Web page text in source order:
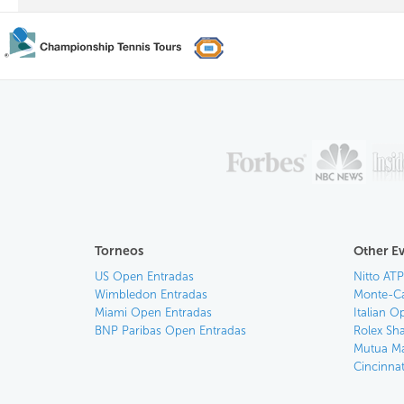
Torneos
US Open Entradas
Wimbledon Entradas
Miami Open Entradas
BNP Paribas Open Entradas
Other
Nitto
Monte-
Italian
Rolex
Mutua